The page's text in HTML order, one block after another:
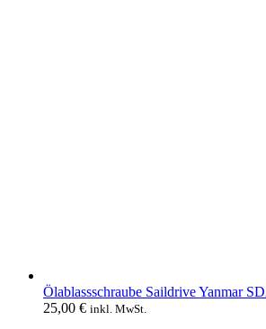
Ölablassschraube Saildrive Yanmar
25,00 € inkl. MwSt.